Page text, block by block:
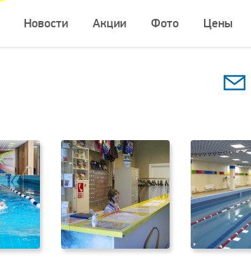
Новости Акции Фото Цены